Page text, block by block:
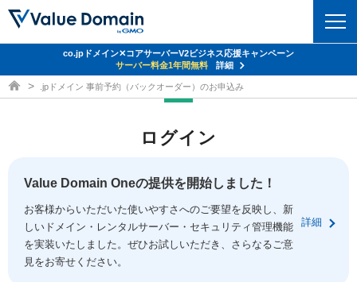
ドメイントップ
ドメイン移管
ドメイン価格一覧
ドメイン一括検索
コアサーバー
バリューサーバー
XREA
セキュリティトップ
Value Domain ネットde診断
SSL証明書
サービストップ
お得意様割引
facebook
co.jpドメイン✕コアサーバーV2ビジネス応援キャンペーン
サーバー料金1年間無料
詳細
ドメイン取得ならバリュードメイン
.jpドメイン 事前予約（バックオーダー）のお申込み
ログイン
Value Domain Oneの提供を開始しました！
お客様からいただいた使いやすさへのご要望を反映し、新
しいドメイン・レンタルサーバー・セキュリティ管理機能
を実装いたしました。ぜひお試しいただき、さらなるご意
見をお寄せください。
詳細